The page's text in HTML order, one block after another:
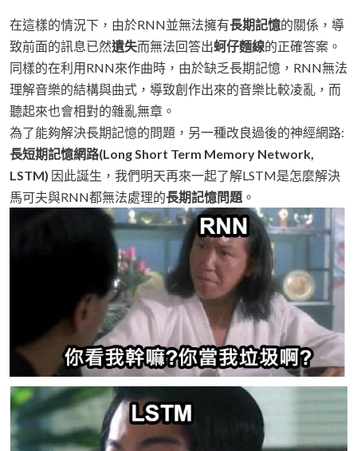
在這樣的情況下，由於RNN並無法擁有長期記憶的關係，導
致前面的訊息已然遺失而無法回答出蚵仔麵線的正確答案。
同樣的在利用RNN來作曲時，由於缺乏長期記憶，RNN無法
理解音樂的結構與曲式，導致創作出來的音樂比較凌亂，而
聽起來也會相對的雜亂無章。
為了能夠解決長期記憶的問題，另一種改良過後的神經網路:
長短期記憶網路(Long Short Term Memory Network,
LSTM) 因此誕生，我們明天再來一起了解LSTM是怎麼解決
馬可夫與RNN都無法處理的長期記憶問題 。